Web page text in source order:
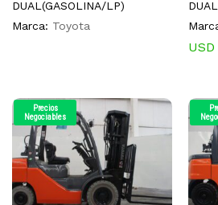
DUAL(GASOLINA/LP)
Marca: Toyota
USD
Precios
Negociables